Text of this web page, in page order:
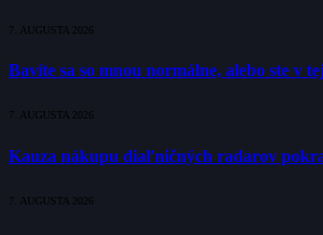
7. AUGUSTA 2026
Bavíte sa so mnou normálne, alebo ste v
7. AUGUSTA 2026
Kauza nákupu diaľničných radarov
7. AUGUSTA 2026